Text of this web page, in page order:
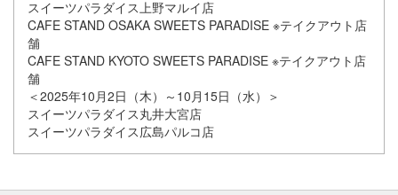
スイーツパラダイス上野マルイ店
CAFE STAND OSAKA SWEETS PARADISE ※テイクアウト店
舗
CAFE STAND KYOTO SWEETS PARADISE ※テイクアウト店
舗
＜2025年10月2日（木）～10月15日（水）＞
スイーツパラダイス丸井大宮店
スイーツパラダイス広島パルコ店